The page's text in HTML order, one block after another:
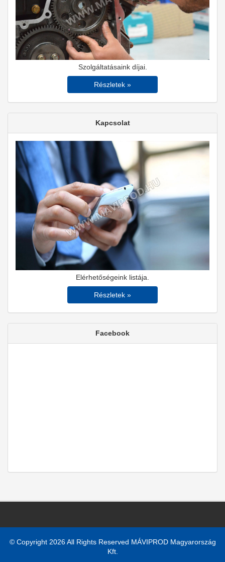
Szolgáltatásaink díjai.
Részletek »
Kapcsolat
Elérhetőségeink listája.
Részletek »
Facebook
© Copyright 2026 All Rights Reserved MÁVIPROD Magyarország
Kft.